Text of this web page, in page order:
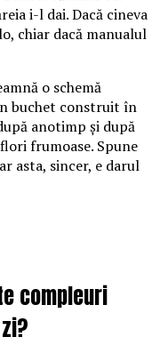
i-l dai. Dacă cineva
chiar dacă manualul
o schemă
buchet construit în
anotimp și după
frumoase. Spune
asta, sincer, e darul
compleuri